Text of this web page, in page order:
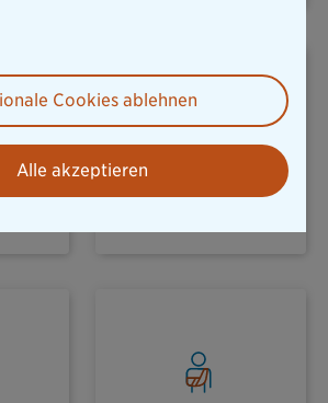
Cookies ablehnen
Alle akzeptieren